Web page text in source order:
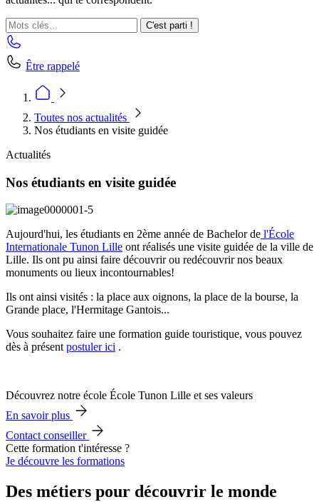
C'est parti !
Être rappelé
Toutes nos actualités
Nos étudiants en visite guidée
Actualités
Nos étudiants en visite guidée
Aujourd'hui, les étudiants en 2ème année de Bachelor de l'École
Internationale Tunon Lille ont réalisés une visite guidée de la ville de
Lille. Ils ont pu ainsi faire découvrir ou redécouvrir nos beaux
monuments ou lieux incontournables!
Ils ont ainsi visités : la place aux oignons, la place de la bourse, la
Grande place, l'Hermitage Gantois...
Vous souhaitez faire une formation guide touristique, vous pouvez
dès à présentpostuler ici .
Découvrez notre école École Tunon Lille et ses valeurs
En savoir plus
Contact conseiller
Cette formation t'intéresse ?
Je découvre les formations
Des métiers pour découvrir le monde